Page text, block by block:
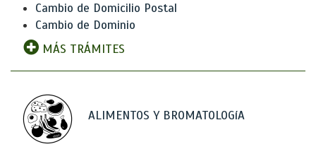
Cambio de Domicilio Postal
Cambio de Dominio
MÁS TRÁMITES
ALIMENTOS Y BROMATOLOGíA